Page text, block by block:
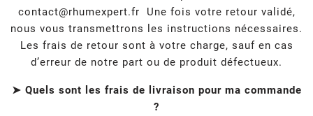
contact@rhumexpert.fr Une fois votre retour validé,
nous vous transmettrons les instructions nécessaires.
Les frais de retour sont à votre charge, sauf en cas
d’erreur de notre part ou de produit défectueux.
➤ Quels sont les frais de livraison pour ma commande
?